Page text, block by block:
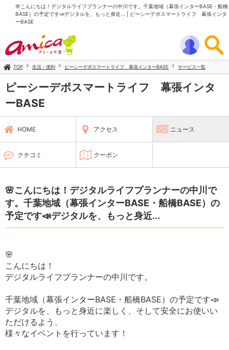
🌸こんにちは！デジタルライフプランナーの中川です。千葉地域（幕張インターBASE・船橋
BASE）の予定です📣デジタルを、もっと身近... | ピーシーデポスマートライフ 幕張インタ
ーBASE
TOP 生活・便利 ピーシーデポスマートライフ 幕張インターBASE サービス一覧
ピーシーデポスマートライフ 幕張インタ
ーBASE
HOME アクセス ニュース
クチコミ クーポン
🌸こんにちは！デジタルライフプランナーの中川で
す。千葉地域（幕張インターBASE・船橋BASE）の
予定です📣デジタルを、もっと身近...
🌸
こんにちは！
デジタルライフプランナーの中川です。
千葉地域（幕張インターBASE・船橋BASE）の予定です📣
デジタルを、もっと身近に楽しく、そして安全にお使いい
ただけるよう、
様々なイベントを行っています！